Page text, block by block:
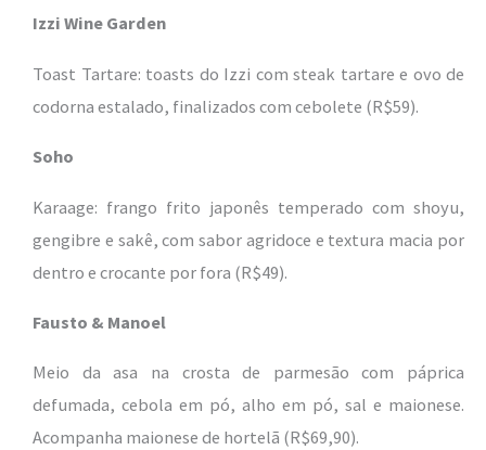
Izzi Wine Garden
Toast Tartare: toasts do Izzi com steak tartare e ovo de
codorna estalado, finalizados com cebolete (R$59).
Soho
Karaage: frango frito japonês temperado com shoyu,
gengibre e sakê, com sabor agridoce e textura macia por
dentro e crocante por fora (R$49).
Fausto & Manoel
Meio da asa na crosta de parmesão com páprica
defumada, cebola em pó, alho em pó, sal e maionese.
Acompanha maionese de hortelã (R$69,90).